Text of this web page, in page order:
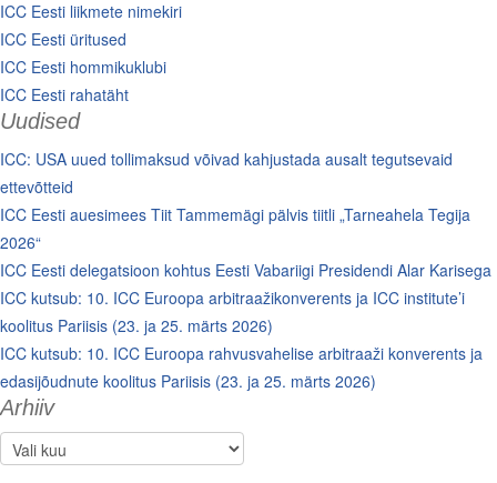
ICC Eesti liikmete nimekiri
ICC Eesti üritused
ICC Eesti hommikuklubi
ICC Eesti rahatäht
Uudised
ICC: USA uued tollimaksud võivad kahjustada ausalt tegutsevaid
ettevõtteid
ICC Eesti auesimees Tiit Tammemägi pälvis tiitli „Tarneahela Tegija
2026“
ICC Eesti delegatsioon kohtus Eesti Vabariigi Presidendi Alar Karisega
ICC kutsub: 10. ICC Euroopa arbitraažikonverents ja ICC institute’i
koolitus Pariisis (23. ja 25. märts 2026)
ICC kutsub: 10. ICC Euroopa rahvusvahelise arbitraaži konverents ja
edasijõudnute koolitus Pariisis (23. ja 25. märts 2026)
Arhiiv
Arhiiv